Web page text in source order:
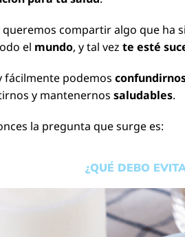
queremos compartir algo que ha
el mundo, y tal vez te esté
fácilmente podemos
y mantenernos saludables.
la pregunta que surge es:
¿QUÉ DEBO